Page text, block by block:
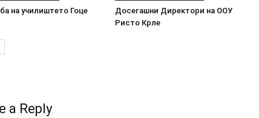
на училиштето Гоце
Досегашни Директори на ООУ
Ристо Крле
a Reply